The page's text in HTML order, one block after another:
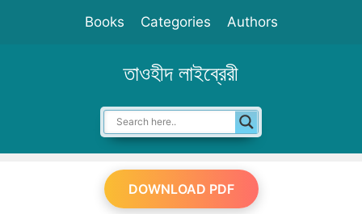
Books Categories Authors
তাওহীদ লাইব্রেরী
DOWNLOAD PDF